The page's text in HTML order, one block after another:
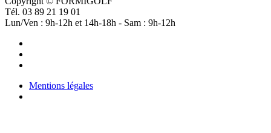
Tél. 03 89 21 19 01
Lun/Ven : 9h-12h et 14h-18h - Sam : 9h-12h
Mentions légales